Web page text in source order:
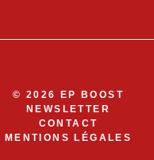
© 2026 EP BOOST
NEWSLETTER
CONTACT
MENTIONS LÉGALES